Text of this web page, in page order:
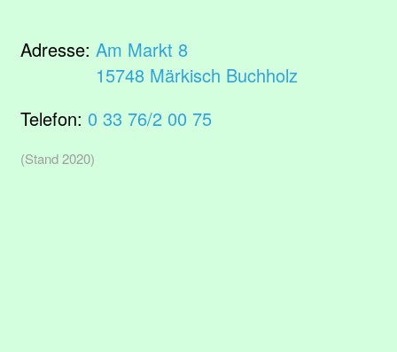
Adresse: Am Markt 8
15748 Märkisch Buchholz
Telefon: 0 33 76/2 00 75
(Stand 2020)